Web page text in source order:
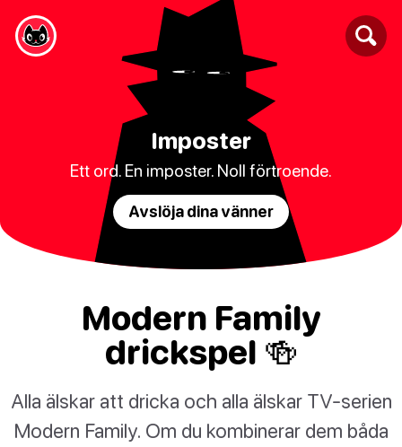
Imposter
Ett ord. En imposter. Noll förtroende.
Avslöja dina vänner
Modern Family
drickspel 🍻
Alla älskar att dricka och alla älskar TV-serien
Modern Family. Om du kombinerar dem båda